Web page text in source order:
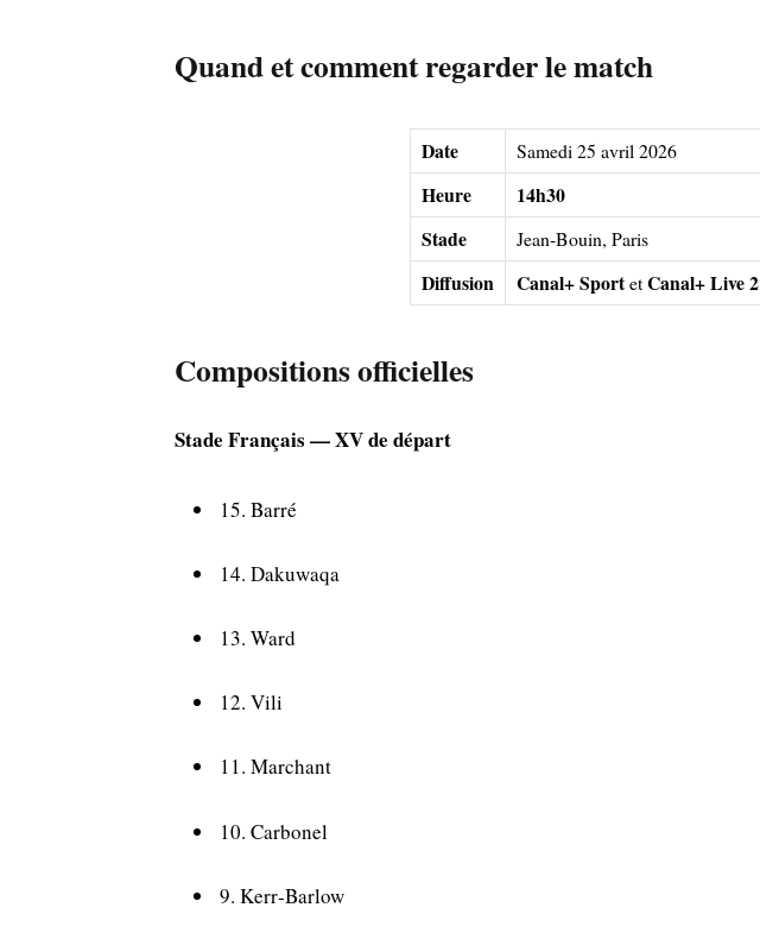
Quand et comment regarder le match
Date Samedi 25 avril 2026
Heure
14h30
Stade
Jean‑Bouin, Paris
Diffusion Canal+ SportetCanal+ Live 2
Compositions officielles
Stade Français — XV de départ
15. Barré
14. Dakuwaqa
13. Ward
12. Vili
11. Marchant
10. Carbonel
9. Kerr‑Barlow